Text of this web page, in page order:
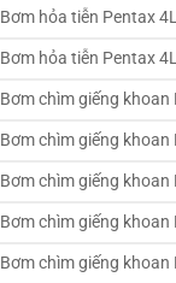
Bơm hỏa tiễn Pentax
Bơm hỏa tiễn Pentax
Bơm chìm giếng
Bơm chìm giếng
Bơm chìm giếng
Bơm chìm giếng
Bơm chìm giếng